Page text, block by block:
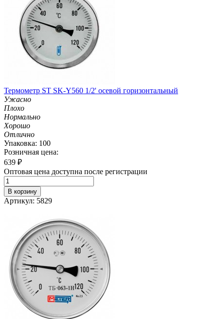
Термометр ST SK-Y560 1/2' осевой горизонтальный
Ужасно
Плохо
Нормально
Хорошо
Отлично
Упаковка: 100
Розничная цена:
639 ₽
Оптовая цена доступна после регистрации
В корзину
Артикул: 5829